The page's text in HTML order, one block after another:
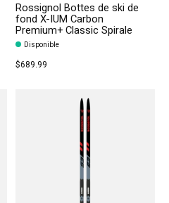
Rossignol Bottes de ski de
fond X-IUM Carbon
Premium+ Classic Spirale
Disponible
$689.99